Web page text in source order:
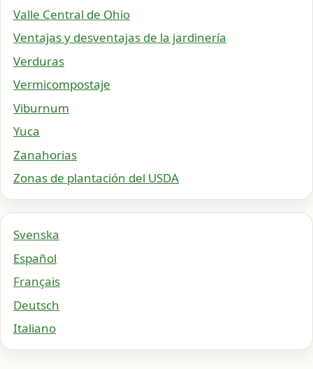
Valle Central de Ohio
Ventajas y desventajas de la jardinería
Verduras
Vermicompostaje
Viburnum
Yuca
Zanahorias
Zonas de plantación del USDA
Svenska
Español
Français
Deutsch
Italiano